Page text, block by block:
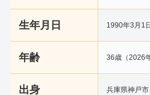
生年月日 1990年3月1日
年齢 36歳（2026
出身 兵庫県神戸市